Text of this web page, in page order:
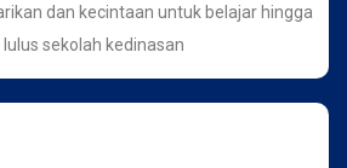
dan kecintaan untuk belajar hingga
sekolah kedinasan